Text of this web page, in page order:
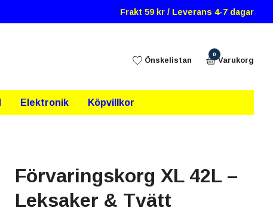
Frakt 59 kr / Leverans 4-7 dagar
Önskelistan
0
Varukorg
Elektronik Köpvillkor
Förvaringskorg XL 42L –
Leksaker & Tvätt